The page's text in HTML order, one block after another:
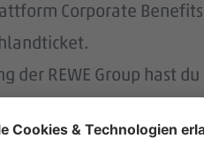
Corporate
der REWE Group hast
–